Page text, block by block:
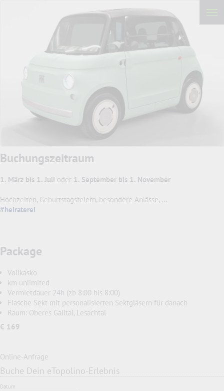
Buchungszeitraum
1. März bis 1. Juli oder 1. September bis 1. November
Hochzeiten, Geburtstagsfeiern, besondere Anlässe, ...
#heiraterei
Package
Vollkasko
km unlimited
Vermietdauer 24h (zb 8:00 bis 8:00)
Flasche Sekt mit personalisierten Sektgläsern für danach
Raum: Oberes Gailtal, Lesachtal
€ 169
Online-Anfrage
Buche Dein eTopolino-Erlebnis
Datum